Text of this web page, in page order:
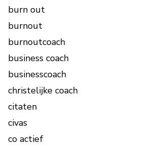
burn out
burnout
burnoutcoach
business coach
businesscoach
christelijke coach
citaten
civas
co actief